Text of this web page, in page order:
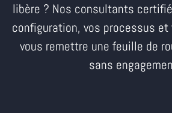
libère ? Nos consultants
configuration, vos processus et
vous remettre une feuille de
sans